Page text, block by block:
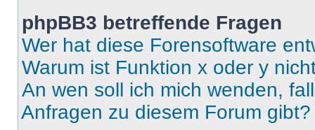
phpBB3 betreffende Fragen
Wer hat diese Forensoftware
Warum ist Funktion x oder y
An wen soll ich mich wenden,
Anfragen zu diesem Forum gibt?